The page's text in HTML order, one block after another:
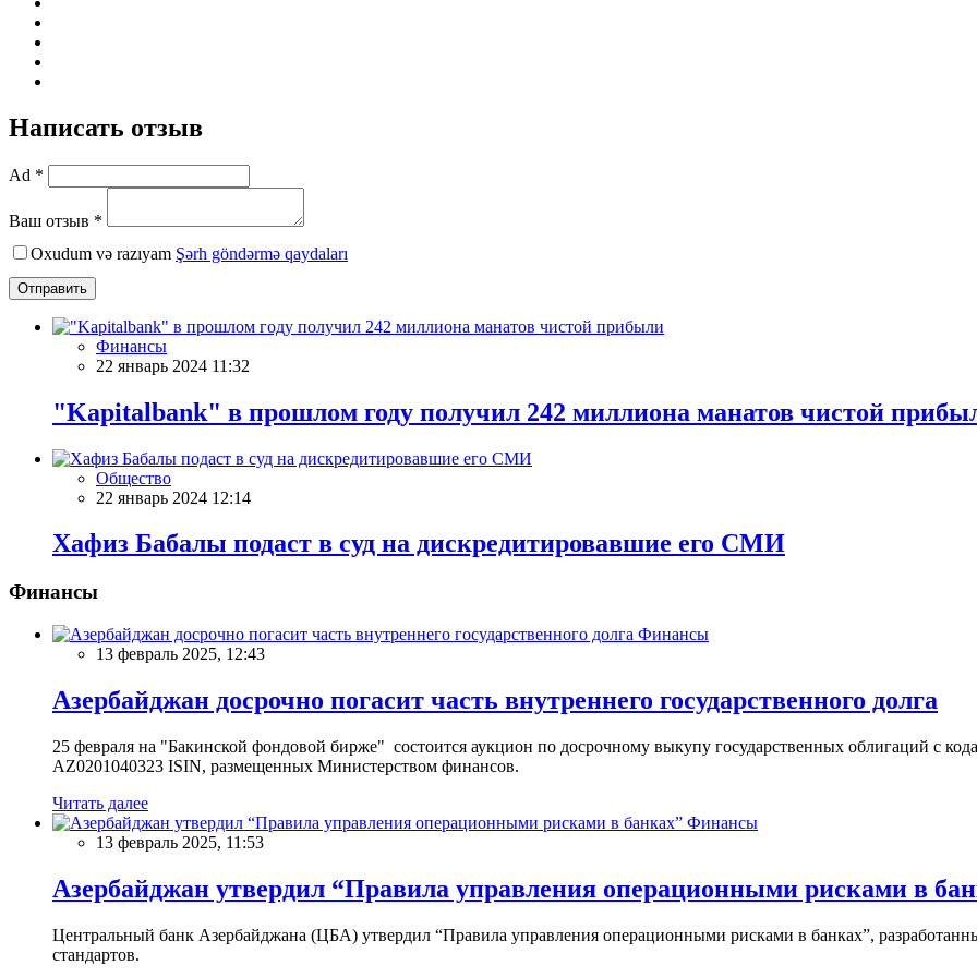
Написать отзыв
Ad *
Ваш отзыв *
Oxudum və razıyam Şərh göndərmə qaydaları
Отправить
Финансы
22 январь 2024 11:32
"Kapitalbank" в прошлом году получил 242 миллиона манатов чистой
Общество
22 январь 2024 12:14
Хафиз Бабалы подаcт в суд на дискредитировавшие его СМИ
Финансы
Финансы
13 февраль 2025, 12:43
Азербайджан досрочно погасит часть внутреннего государственного долга
25 февраля на "Бакинской фондовой бирже" состоится аукцион по досрочному выкупу государственных облигаций с
AZ0201040323 ISIN, размещенных Министерством финансов.
Читать далее
Финансы
13 февраль 2025, 11:53
Азербайджан утвердил “Правила управления операционными рисками в
Центральный банк Азербайджана (ЦБА) утвердил “Правила управления операционными рисками в банках”,
стандартов.